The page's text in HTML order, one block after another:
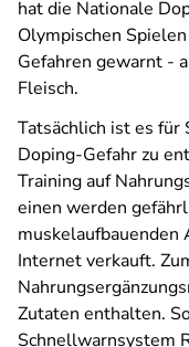
hat die Nationale
Olympischen
Gefahren gewarnt -
Fleisch.
Tatsächlich ist es für
Doping-Gefahr zu
Training auf
einen werden
Internet verkauft.
Zutaten enthalten.
Schnellwarnsystem